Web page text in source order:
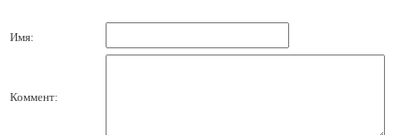
Имя:
Коммент: